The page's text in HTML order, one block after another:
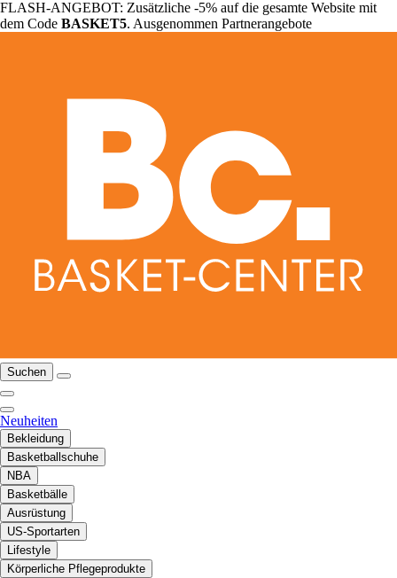
FLASH-ANGEBOT: Zusätzliche -5% auf die gesamte Website mit
dem Code BASKET5. Ausgenommen Partnerangebote
Suchen
Neuheiten
Bekleidung
Basketballschuhe
NBA
Basketbälle
Ausrüstung
US-Sportarten
Lifestyle
Körperliche Pflegeprodukte